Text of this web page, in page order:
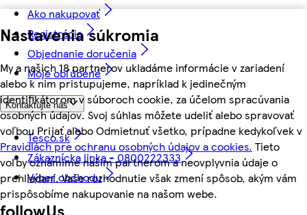
Nastavenia súkromia
My a našich 18 partnerov ukladáme informácie v zariadení
alebo k nim pristupujeme, napríklad k jedinečným
identifikátorom v súboroch cookie, za účelom spracúvania
osobných údajov. Svoj súhlas môžete udeliť alebo spravovať
voľbou Prijať alebo Odmietnuť všetko, prípadne kedykoľvek v
Pravidlách pre ochranu osobných údajov a cookies. Tieto
voľby oznámime našim partnerom a neovplyvnia údaje o
prehliadaní. Vaše rozhodnutie však zmení spôsob, akým vám
prispôsobíme nakupovanie na našom webe.
Ako nakupovať
Registrácia
Objednanie doručenia
Moje obľúbené
Kontaktujte nás
Tesco.sk
Zákaznícka linka - 0800222333
Výber obchodu
followUs